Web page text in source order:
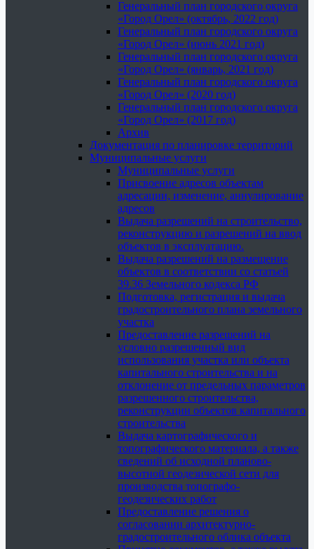
Генеральный план городского округа
«Город Орел» (октябрь, 2022 год)
Генеральный план городского округа
«Город Орел» (июнь 2021 год)
Генеральный план городского округа
«Город Орел» (январь, 2021 год)
Генеральный план городского округа
«Город Орел» (2020 год)
Генеральный план городского округа
«Город Орел» (2017 год)
Архив
Документация по планировке территорий
Муниципальные услуги
Муниципальные услуги
Присвоение адресов объектам
адресации, изменение, аннулирование
адресов
Выдача разрешений на строительство,
реконструкцию и разрешений на ввод
объектов в эксплуатацию.
Выдача разрешений на размещение
объектов в соответствии со статьей
39.36 Земельного кодекса РФ
Подготовка, регистрация и выдача
градостроительного плана земельного
участка
Предоставление разрешений на
условно разрешенный вид
использования участка или объекта
капитального строительства и на
отклонение от предельных параметров
разрешенного строительства,
реконструкции объектов капитального
строительства
Выдача картографического и
топографического материала, а также
сведений об исходной планово-
высотной геодезической сети для
производства топографо-
геодезических работ
Предоставление решения о
согласовании архитектурно-
градостроительного облика объекта